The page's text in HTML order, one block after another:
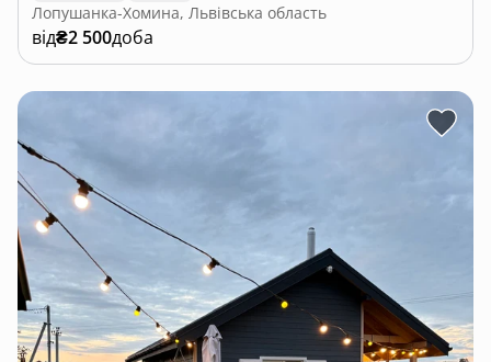
Лопушанка-Хомина, Львівська область
від₴2 500доба